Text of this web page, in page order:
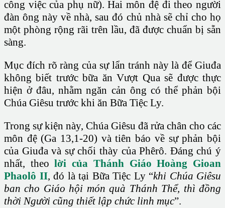
công việc của phụ nữ). Hai môn đệ đi theo người
đàn ông này về nhà, sau đó chủ nhà sẽ chỉ cho họ
một phòng rộng rãi trên lầu, đã được chuẩn bị sẵn
sàng.
Mục đích rõ ràng của sự lẩn tránh này là để Giuđa
không biết trước bữa ăn Vượt Qua sẽ được thực
hiện ở đâu, nhằm ngăn cản ông có thể phản bội
Chúa Giêsu trước khi ăn Bữa Tiệc Ly.
Trong sự kiện này, Chúa Giêsu đã rửa chân cho các
môn đệ (Ga 13,1-20) và tiên báo về sự phản bội
của Giuđa và sự chối thày của Phêrô. Đáng chú ý
nhất, theolời của Thánh Giáo Hoàng Gioan
Phaolô II, đó là tại Bữa Tiệc Ly “khi Chúa Giêsu
ban cho Giáo hội món quà Thánh Thể, thì đồng
thời Người cũng thiết lập chức linh mục”.